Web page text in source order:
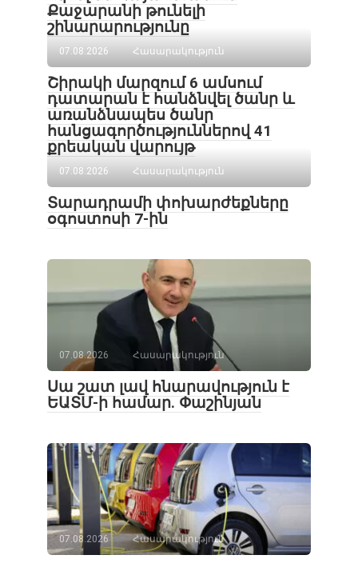
Քաջարանի թունելի
շինարարությունը
07.08.2026 Հասարակություն
Շիրակի մարզում 6 ամսում
դատարան է հանձնվել ծանր և
առանձնապես ծանր
հանցագործություններով 41
քրեական վարույթ
07.08.2026 Հասարակություն
Տարադրամի փոխարժեքները
օգոստոսի 7-ին
07.08.2026 Հասարակություն
Սա շատ լավ հնարավություն է
ԵԱՏՄ-ի համար. Փաշինյան
07.08.2026 Հասարակություն